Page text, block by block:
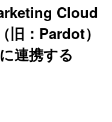
Cloud
：Pardot）
連携する